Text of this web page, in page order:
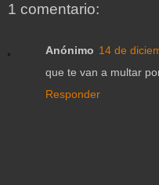
1 comentario:
Anónimo 14 de
que te van a multar
Responder